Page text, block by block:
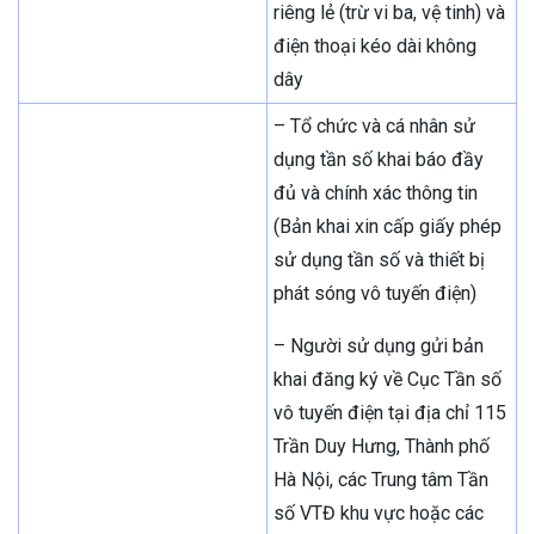
riêng lẻ (trừ vi ba, vệ tinh) và
điện thoại kéo dài không
dây
– Tổ chức và cá nhân sử
dụng tần số khai báo đầy
đủ và chính xác thông tin
(Bản khai xin cấp giấy phép
sử dụng tần số và thiết bị
phát sóng vô tuyến điện)
– Người sử dụng gửi bản
khai đăng ký về Cục Tần số
vô tuyến điện tại địa chỉ 115
Trần Duy Hưng, Thành phố
Hà Nội, các Trung tâm Tần
số VTĐ khu vực hoặc các